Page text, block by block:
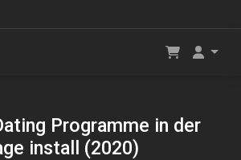
Programme in der
install (2020)